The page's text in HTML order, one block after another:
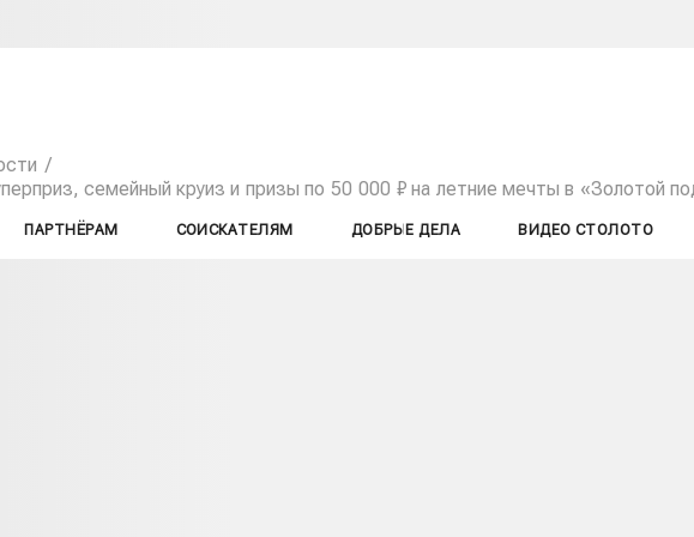
семейный круиз и призы по 50 000 ₽ на летние мечты в «Золотой
ПАРТНЁРАМ СОИСКАТЕЛЯМ ДОБРЫЕ ДЕЛА ВИДЕО СТОЛОТО